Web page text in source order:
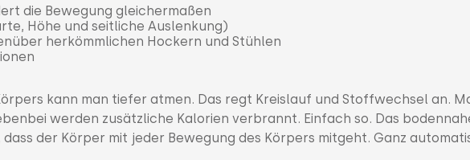
die Bewegung gleichermaßen
Höhe und seitliche Auslenkung)
herkömmlichen Hockern und Stühlen
kann man tiefer atmen. Das regt Kreislauf und Stoffwechsel an.
werden zusätzliche Kalorien verbrannt. Einfach so. Das
der Körper mit jeder Bewegung des Körpers mitgeht. Ganz